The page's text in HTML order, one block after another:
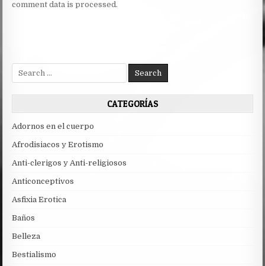
comment data is processed.
Search
for:
CATEGORÍAS
Adornos en el cuerpo
Afrodisiacos y Erotismo
Anti-clerigos y Anti-religiosos
Anticonceptivos
Asfixia Erotica
Baños
Belleza
Bestialismo